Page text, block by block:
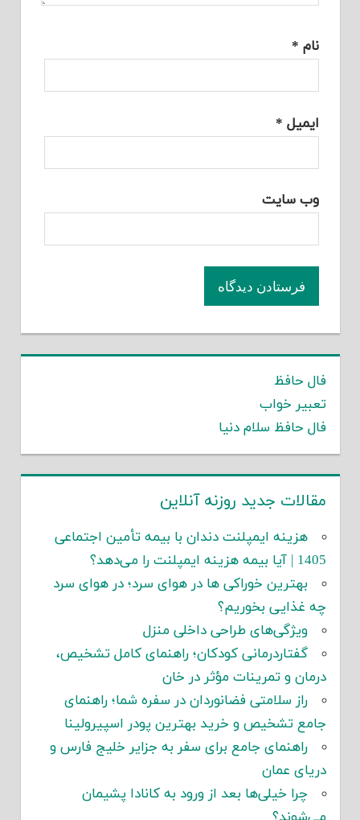
نام *
ایمیل *
وب‌ سایت
فال حافظ
تعبیر خواب
فال حافظ سلام دنیا
مقالات جدید روزنه آنلاین
هزینه ایمپلنت دندان با بیمه تأمین اجتماعی
1405 | آیا بیمه هزینه ایمپلنت را می‌دهد؟
بهترین خوراکی ها در هوای سرد؛ در هوای سرد
چه غذایی بخوریم؟
ویژگی‌های طراحی داخلی منزل
گفتاردرمانی کودکان؛ راهنمای کامل تشخیص،
درمان و تمرینات مؤثر در خان
راز سلامتی فضانوردان در سفره شما؛ راهنمای
جامع تشخیص و خرید بهترین پودر اسپیرولینا
راهنمای جامع برای سفر به جزایر خلیج فارس و
دریای عمان
چرا خیلی‌ها بعد از ورود به کانادا پشیمان